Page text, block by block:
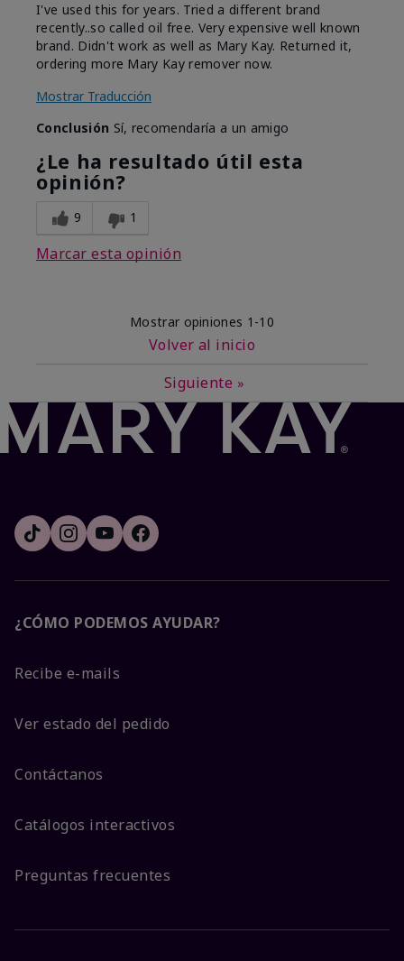
I've used this for years. Tried a different brand
recently..so called oil free. Very expensive well known
brand. Didn't work as well as Mary Kay. Returned it,
ordering more Mary Kay remover now.
Mostrar Traducción
Conclusión Sí, recomendaría a un amigo
¿Le ha resultado útil esta
opinión?
9 1
Marcar esta opinión
Mostrar opiniones 1-10
Volver al inicio
Siguiente »
¿CÓMO PODEMOS AYUDAR?
Recibe e-mails
Ver estado del pedido
Contáctanos
Catálogos interactivos
Preguntas frecuentes